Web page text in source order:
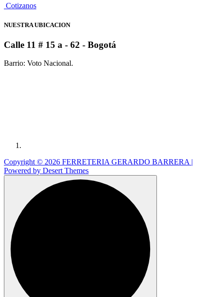
Cotizanos
NUESTRA UBICACION
Calle 11 # 15 a - 62 - Bogotá
Barrio: Voto Nacional.
Copyright © 2026 FERRETERIA GERARDO BARRERA |
Powered by Desert Themes